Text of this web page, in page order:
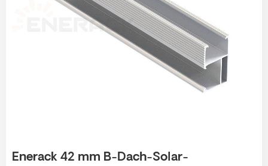
Enerack 42 mm B-Dach-Solar-